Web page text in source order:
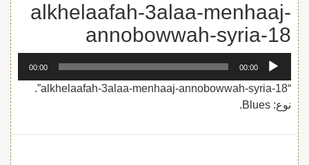
alkhelaafah-3alaa-menhaaj-
annobowwah-syria-18
مشغل
00:00
00:00
“alkhelaafah-3alaa-menhaaj-annobowwah-syria-18”.
نوع: Blues.